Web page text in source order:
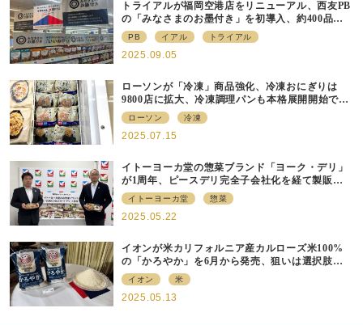
トライアルが福岡空港店をリニューアル、⻄友PB
の「みなさまのお墨付き」を初導⼊、約400品⽬
を販売
PB イアル トライアル
2025.09.05
ローソンが「冷凍」商品強化、冷凍おにぎりは
9800店に拡大、冷凍調理パンも本格展開開始で約
700店での展開へ
ローソン 冷凍
2025.07.15
イトーヨーカ堂の惣菜ブランド「ヨーク・デリ」
が1周年、ピースデリ完全子会社化を経て製販連
携強化の現在地
イトーヨーカ堂 惣菜
2025.05.22
イオンが米カリフォルニア産カルローズ米100%
の「かろやか」を6月から発売、狙いは選択肢の
提供
イオン 米
2025.05.13